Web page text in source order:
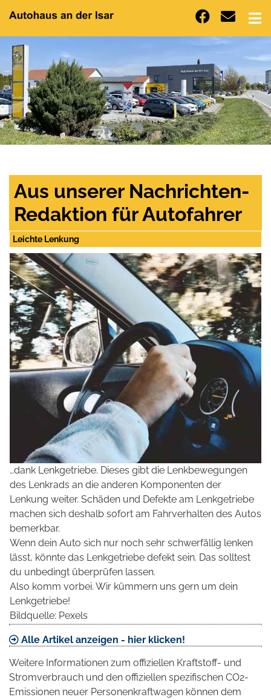
Aus unserer Nachrichten-
Redaktion für Autofahrer
Leichte Lenkung
…dank Lenkgetriebe. Dieses gibt die Lenkbewegungen
des Lenkrads an die anderen Komponenten der
Lenkung weiter. Schäden und Defekte am Lenkgetriebe
machen sich deshalb sofort am Fahrverhalten des Autos
bemerkbar.
Wenn dein Auto sich nur noch sehr schwerfällig lenken
lässt, könnte das Lenkgetriebe defekt sein. Das solltest
du unbedingt überprüfen lassen.
Also komm vorbei. Wir kümmern uns gern um dein
Lenkgetriebe!
Bildquelle: Pexels
Alle Artikel anzeigen - hier klicken!
Weitere Informationen zum offiziellen Kraftstoff- und
Stromverbrauch und den offiziellen spezifischen CO2-
Emissionen neuer Personenkraftwagen können dem